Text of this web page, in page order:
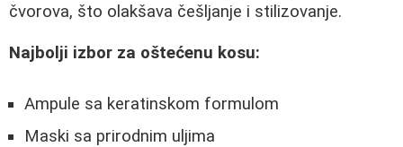
čvorova, što olakšava češljanje i stilizovanje.
Najbolji izbor za oštećenu kosu:
Ampule sa keratinskom formulom
Maski sa prirodnim uljima